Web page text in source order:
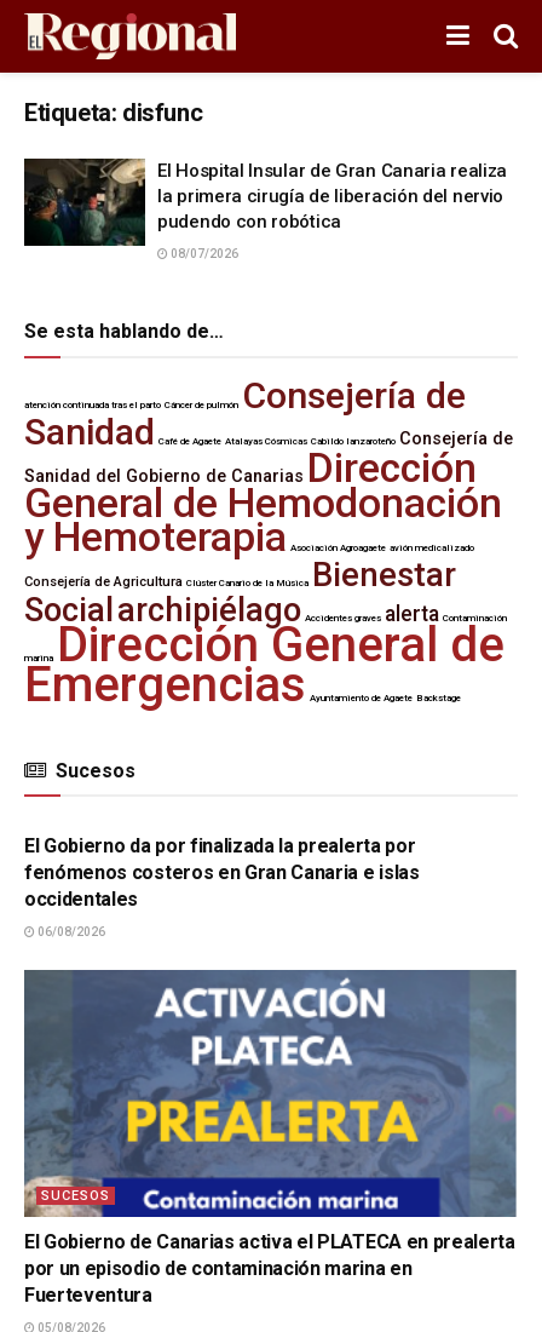
Etiqueta: disfunc
El Hospital Insular de Gran Canaria realiza
la primera cirugía de liberación del nervio
pudendo con robótica
08/07/2026
Se esta hablando de…
atención continuada tras el parto Cáncer de pulmón Consejería de
Sanidad Café de Agaete Atalayas Cósmicas Cabildo lanzaroteño Consejería de
Sanidad del Gobierno de Canarias Dirección
General de Hemodonación
y Hemoterapia Asociación Agroagaete avión medicalizado
Consejería de Agricultura Clúster Canario de la Música Bienestar
Social archipiélago Accidentes graves alerta Contaminación
marina Dirección General de
Emergencias Ayuntamiento de Agaete Backstage
Sucesos
SUCESOS
El Gobierno da por finalizada la prealerta por
fenómenos costeros en Gran Canaria e islas
occidentales
06/08/2026
SUCESOS
El Gobierno de Canarias activa el PLATECA en prealerta
por un episodio de contaminación marina en
Fuerteventura
05/08/2026